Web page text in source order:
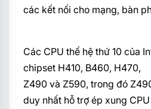
các kết nối cho mạng, bàn
Các CPU thế hệ thứ 10 của
chipset H410, B460, H470,
Z490 và Z590, trong đó
duy nhất hỗ trợ ép xung CPU